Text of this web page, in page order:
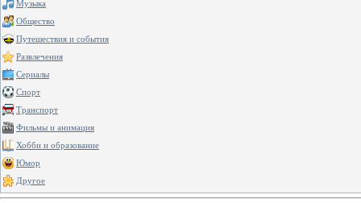
Музыка
Общество
Путешествия и события
Развлечения
Сериалы
Спорт
Транспорт
Фильмы и анимация
Хобби и образование
Юмор
Другое